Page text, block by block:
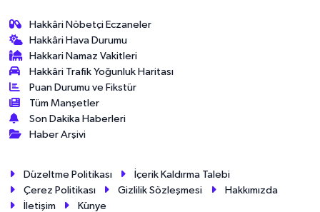
Hakkâri Nöbetçi Eczaneler
Hakkâri Hava Durumu
Hakkari Namaz Vakitleri
Hakkâri Trafik Yoğunluk Haritası
Puan Durumu ve Fikstür
Tüm Manşetler
Son Dakika Haberleri
Haber Arşivi
Düzeltme Politikası
İçerik Kaldırma Talebi
Çerez Politikası
Gizlilik Sözleşmesi
Hakkımızda
İletişim
Künye